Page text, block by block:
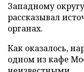
Западному
рассказывал
органах.
Как оказалось,
одном из кафе